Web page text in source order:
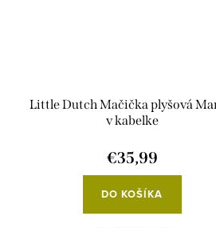
Little Dutch Mačička plyšová
v kabelke
€35,99
DO KOŠÍKA